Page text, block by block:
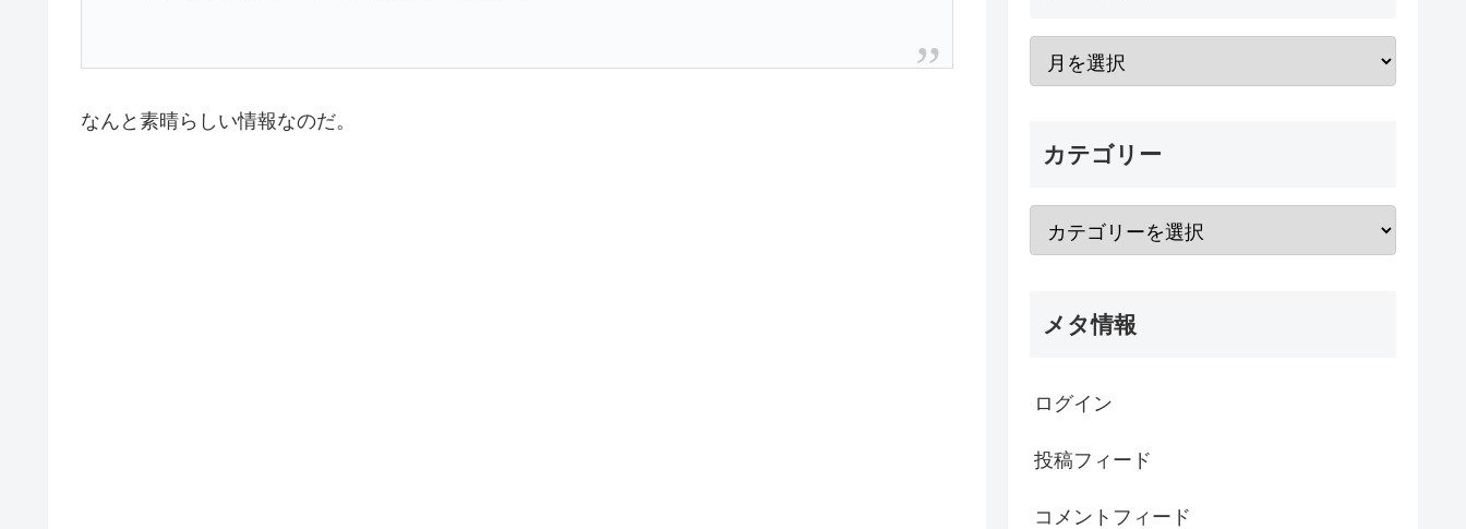
なんと素晴らしい情報なのだ。
カテゴリー
メタ情報
ログイン
投稿フィード
コメントフィード